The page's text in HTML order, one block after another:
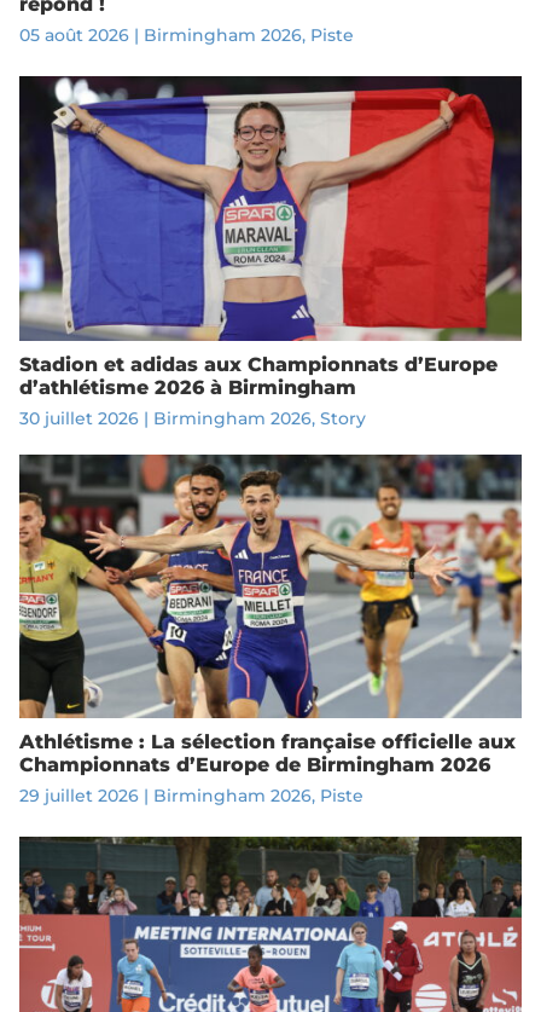
05 août 2026| Birmingham 2026, Piste
Stadion et adidas aux Championnats d’Europe
d’athlétisme 2026 à Birmingham
30 juillet 2026| Birmingham 2026, Story
Athlétisme : La sélection française officielle aux
Championnats d’Europe de Birmingham 2026
29 juillet 2026| Birmingham 2026, Piste